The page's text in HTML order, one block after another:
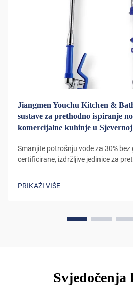
Jiangmen Youchu Kitchen &
sustave za prethodno ispiranje
komercijalne kuhinje u
Smanjite potrošnju vode za 30%
certificirane, izdržljive jedinice za
količine. Saznajte više.
PRIKAŽI VIŠE
Svjedočenja